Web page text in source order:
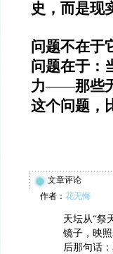
史，而是现
问题不在于
问题在于：
力——那些
这个问题，
文章评论
作者： 花无悔
天坛从“祭
镜子，映
后那句话